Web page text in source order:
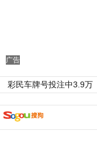
广告
彩民车牌号投注中3.9万